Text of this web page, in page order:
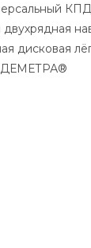
двухрядная
дисковая
ДЕМЕТРА®